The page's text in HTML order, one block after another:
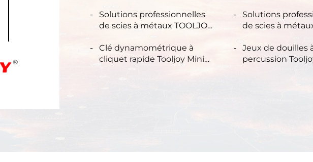
Solutions professionnelles
de scies à métaux TOOLJOY
et la découpe multi-
matériaux
Solutions
de scies à
et la découpe
matériaux
Clé dynamométrique à
cliquet rapide Tooljoy Mini
Jeux de douilles
percussion